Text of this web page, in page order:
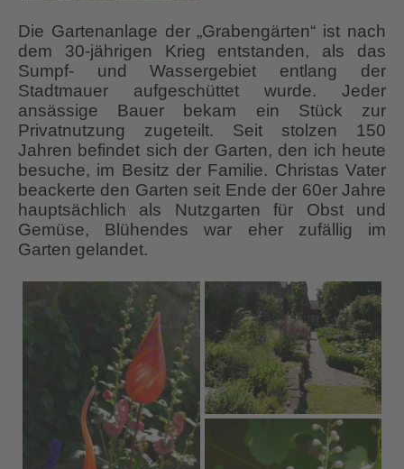
Die Gartenanlage der „Grabengärten“ ist nach
dem 30-jährigen Krieg entstanden, als das
Sumpf- und Wassergebiet entlang der
Stadtmauer aufgeschüttet wurde. Jeder
ansässige Bauer bekam ein Stück zur
Privatnutzung zugeteilt. Seit stolzen 150
Jahren befindet sich der Garten, den ich heute
besuche, im Besitz der Familie. Christas Vater
beackerte den Garten seit Ende der 60er Jahre
hauptsächlich als Nutzgarten für Obst und
Gemüse, Blühendes war eher zufällig im
Garten gelandet.